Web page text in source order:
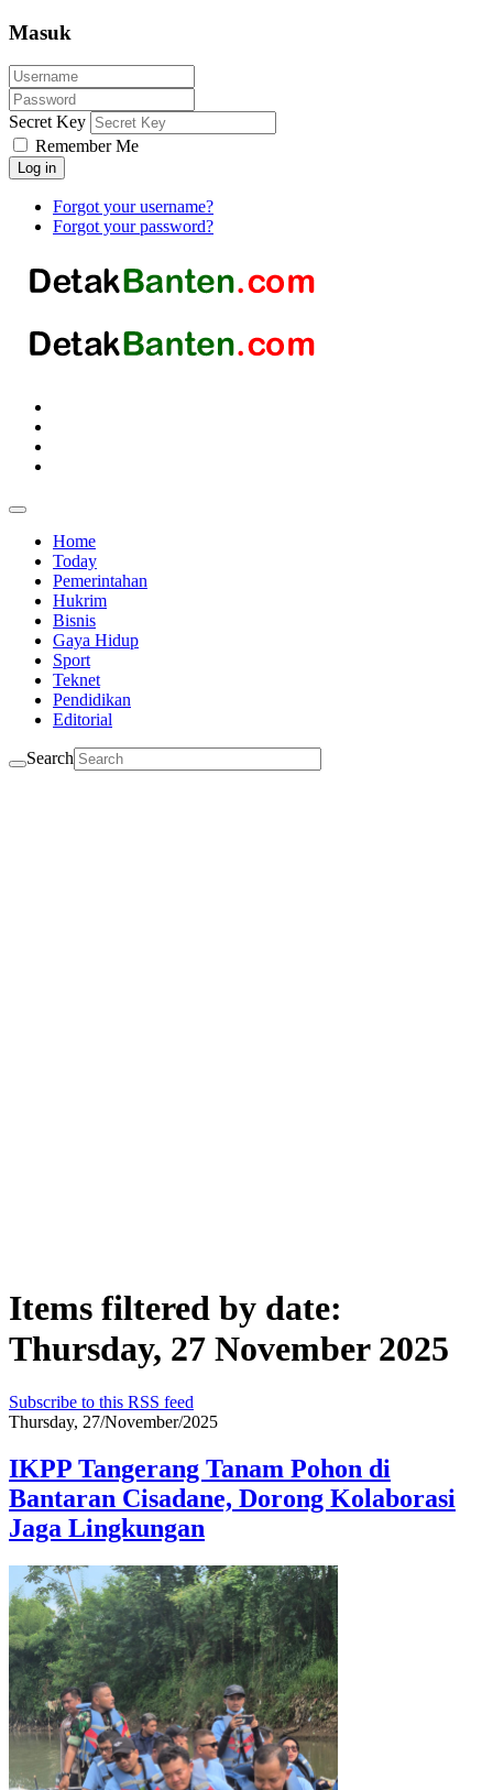
Masuk
Secret Key
Remember Me
Log in
Forgot your username?
Forgot your password?
Home
Today
Pemerintahan
Hukrim
Bisnis
Gaya Hidup
Sport
Teknet
Pendidikan
Editorial
Search
Items filtered by date:
Thursday, 27 November 2025
Subscribe to this RSS feed
Thursday, 27/November/2025
IKPP Tangerang Tanam Pohon di
Bantaran Cisadane, Dorong Kolaborasi
Jaga Lingkungan